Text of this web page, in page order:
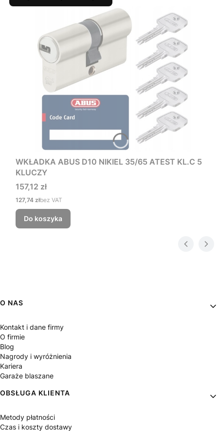
WKŁADKA ABUS D10 NIKIEL 35/65 ATEST KL.C 5
KLUCZY
Cena
157,12 zł
Cena
127,74 złbez VAT
Do koszyka
Linki w stopce
O NAS
Kontakt i dane firmy
O firmie
Blog
Nagrody i wyróżnienia
Kariera
Garaże blaszane
OBSŁUGA KLIENTA
Metody płatności
Czas i koszty dostawy